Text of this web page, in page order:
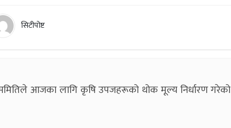
सिटीपोष्ट
आजका लागि कृषि उपजहरूको थोक मूल्य निर्धारण गरेको